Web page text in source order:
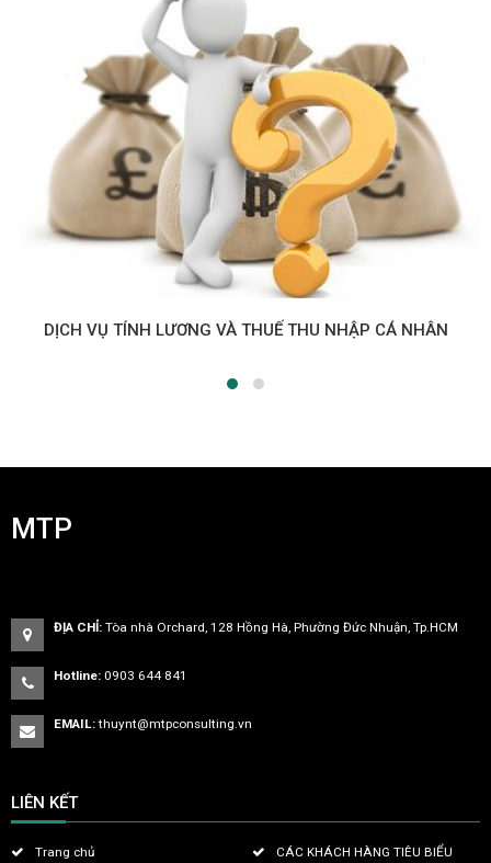
DỊCH VỤ TÍNH LƯƠNG VÀ THUẾ THU NHẬP CÁ NHÂN
MTP
ĐỊA CHỈ: Tòa nhà Orchard, 128 Hồng Hà, Phường Đức Nhuận, Tp.HCM
Hotline: 0903 644 841
EMAIL: thuynt@mtpconsulting.vn
LIÊN KẾT
Trang chủ CÁC KHÁCH HÀNG TIÊU BIỂU